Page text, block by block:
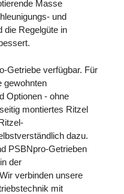
Masse
und
die Regelgüte in
Getriebe verfügbar. Für
gewohnten
Optionen - ohne
montiertes Ritzel
dazu.
PSBNpro-Getrieben
der
verbinden unsere
mit